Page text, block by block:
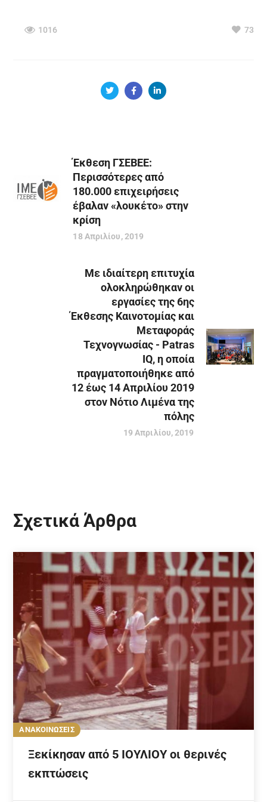
1016 73
Έκθεση ΓΣΕΒΕΕ:
Περισσότερες από
180.000 επιχειρήσεις
έβαλαν «λουκέτο» στην
κρίση
18 Απριλίου, 2019
Με ιδιαίτερη επιτυχία
ολοκληρώθηκαν οι
εργασίες της 6ης
Έκθεσης Καινοτομίας και
Μεταφοράς
Τεχνογνωσίας - Patras
IQ, η οποία
πραγματοποιήθηκε από
12 έως 14 Απριλίου 2019
στον Νότιο Λιμένα της
πόλης
19 Απριλίου, 2019
Σχετικά Άρθρα
ΑΝΑΚΟΙΝΩΣΕΙΣ
Ξεκίκησαν από 5 ΙΟΥΛΙΟΥ οι θερινές
εκπτώσεις